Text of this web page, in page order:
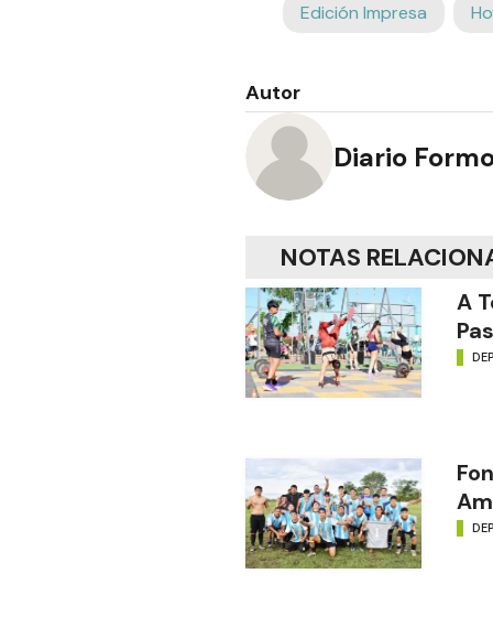
Edición Impresa
Autor
Diario
NOTAS
A